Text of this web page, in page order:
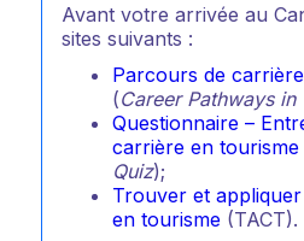
Avant votre arrivée au
sites suivants :
Parcours de
(Career Pathways in
Questionnaire –
carrière en tourisme
Quiz);
Trouver et
en tourisme (TACT).